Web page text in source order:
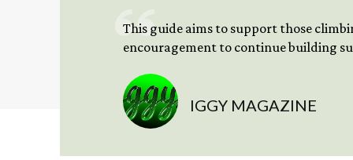
This guide aims to support those
encouragement to continue building
IGGY MAGAZINE